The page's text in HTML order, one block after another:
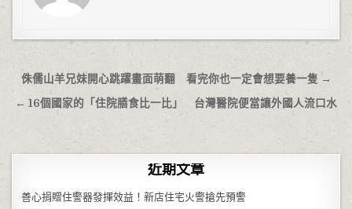
文章導覽
侏儒山羊兄妹開心跳躍畫面萌翻 看完你也一定會想要養一隻 →
← 16個國家的「住院膳食比一比」 台灣醫院便當讓外國人流口水
近期文章
善心捐贈住警器發揮效益！新店住宅火警搶先預警